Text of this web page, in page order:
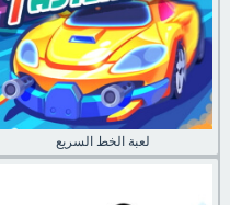
لعبة الخط السريع